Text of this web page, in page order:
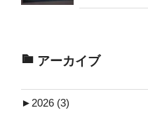
アーカイブ
► 2026 (3)